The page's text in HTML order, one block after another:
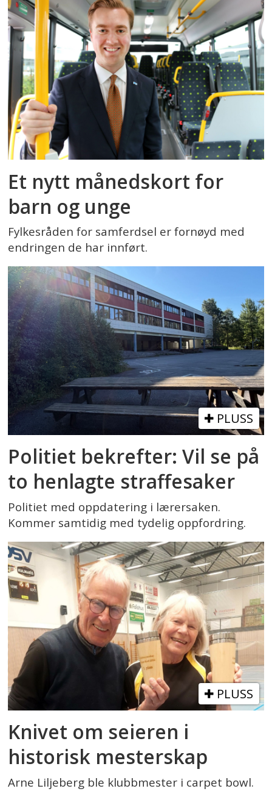
Et nytt månedskort for
barn og unge
Fylkesråden for samferdsel er fornøyd med
endringen de har innført.
PLUSS
Politiet bekrefter: Vil se på
to henlagte straffesaker
Politiet med oppdatering i lærersaken.
Kommer samtidig med tydelig oppfordring.
PLUSS
Knivet om seieren i
historisk mesterskap
Arne Liljeberg ble klubbmester i carpet bowl.